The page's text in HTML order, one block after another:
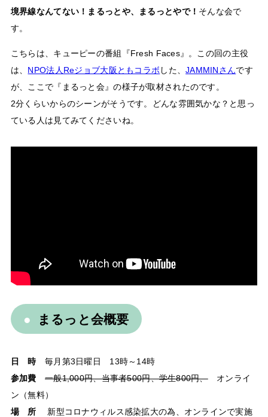
境界線なんてない！まるっとや、まるっとやで！ そんな会で
す。
こちらは、キューピーの番組『Fresh Faces』。この回の主役
は、 NPO法人Reジョブ大阪ともコラボ した、JAMMINさんです
が、ここで『まるっと会』の様子が取材されたのです。
2分くらいからのシーンがそうです。どんな雰囲気かな？と思っ
ている人は見てみてくださいね。
まるっと会概要
日 時毎月第3日曜日 13時～14時
参加費
一般1,000円、当事者500円、学生800円、オンライ
ン（無料）
場 所 新型コロナウィルス感染拡大の為、オンラインで実施